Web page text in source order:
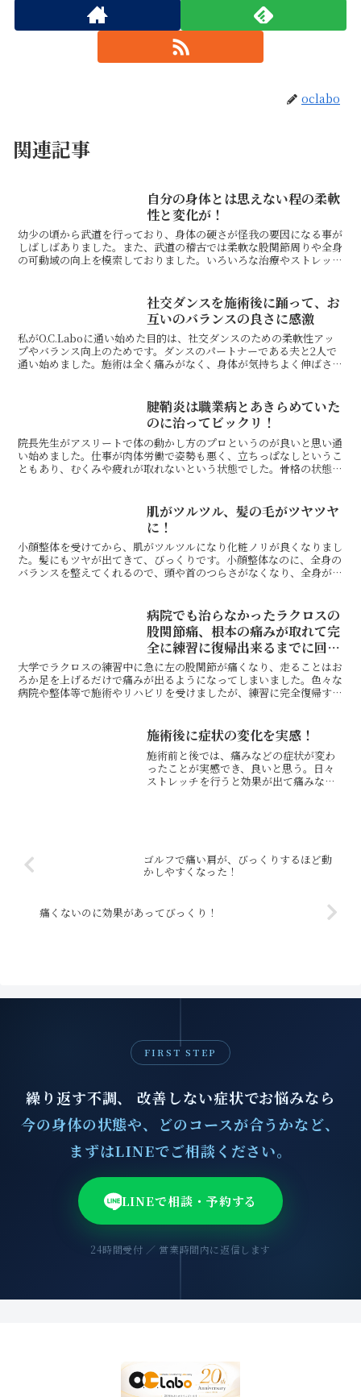
oclabo
関連記事
自分の身体とは思えない程の柔軟
性と変化が！
幼少の頃から武道を行っており、身体の硬さが怪我の要因になる事が
しばしばありました。また、武道の稽古では柔軟な股関節周りや全身
の可動域の向上を模索しておりました。いろいろな治療やストレッチ
社交ダンスを施術後に踊って、お
互いのバランスの良さに感激
私がO.C.Laboに通い始めた目的は、社交ダンスのための柔軟性アッ
プやバランス向上のためです。ダンスのパートナーである夫と2人で
通い始めました。施術は全く痛みがなく、身体が気持ちよく伸ばされ
腱鞘炎は職業病とあきらめていた
のに治ってビックリ！
院長先生がアスリートで体の動かし方のプロというのが良いと思い通
い始めました。仕事が肉体労働で姿勢も悪く、立ちっぱなしというこ
ともあり、むくみや疲れが取れないという状態でした。骨格の状態を
肌がツルツル、髪の毛がツヤツヤ
に！
小顔整体を受けてから、肌がツルツルになり化粧ノリが良くなりまし
た。髪にもツヤが出てきて、びっくりです。小顔整体なのに、全身の
バランスを整えてくれるので、頭や首のつらさがなくなり、全身がラ
病院でも治らなかったラクロスの
股関節痛、根本の痛みが取れて完
全に練習に復帰出来るまでに回復
しました
大学でラクロスの練習中に急に左の股関節が痛くなり、走ることはお
ろか足を上げるだけで痛みが出るようになってしまいました。色々な
病院や整体等で施術やリハビリを受けましたが、練習に完全復帰する
施術後に症状の変化を実感！
施術前と後では、痛みなどの症状が変わ
ったことが実感でき、良いと思う。日々
ストレッチを行うと効果が出て痛みなど
ゴルフで痛い肩が、びっくりするほど動
かしやすくなった！
痛くないのに効果があってびっくり！
FIRST STEP
繰り返す不調、 改善しない症状でお悩みなら
今の身体の状態や、どのコースが合うかなど、
まずはLINEでご相談ください。
LINEで相談・予約する
24時間受付 ／ 営業時間内に返信します